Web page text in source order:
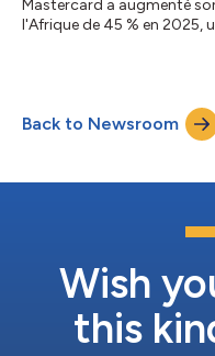
Mastercard a augmenté
l'Afrique de 45 % en 2025,
les progrès importants
numériques, de
transformation qui aurait
Back to Newsroom
Wish
this